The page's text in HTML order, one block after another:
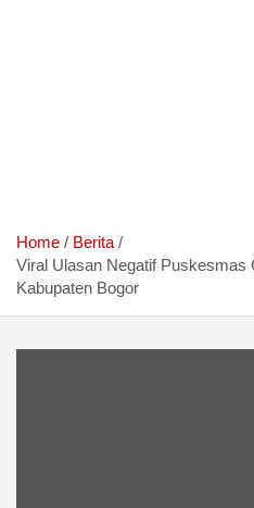
Home
Berita
Viral Ulasan Negatif Puskesmas
Kabupaten Bogor